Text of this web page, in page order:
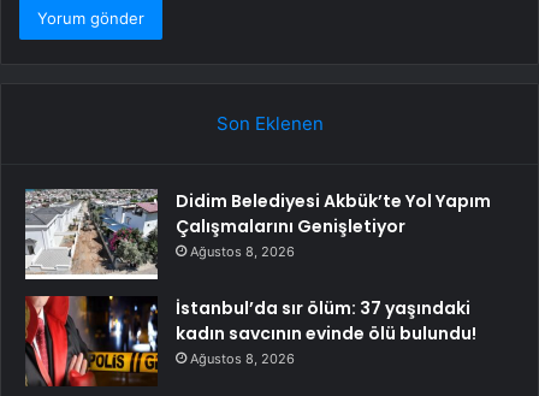
Son Eklenen
Didim Belediyesi Akbük’te Yol Yapım
Çalışmalarını Genişletiyor
Ağustos 8, 2026
İstanbul’da sır ölüm: 37 yaşındaki
kadın savcının evinde ölü bulundu!
Ağustos 8, 2026